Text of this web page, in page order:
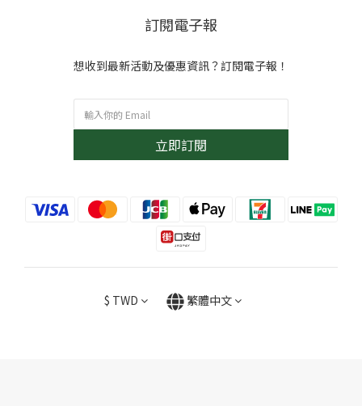
訂閱電子報
想收到最新活動及優惠資訊？訂閱電子報！
立即訂閱
$ TWD 繁體中文